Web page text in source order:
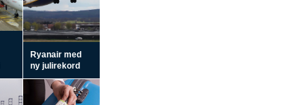
Ryanair med
ny julirekord